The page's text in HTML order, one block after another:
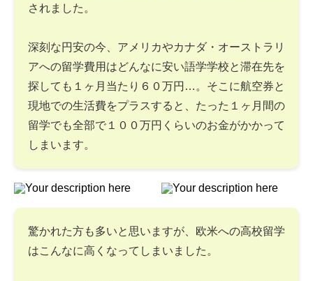
されました。
深刻な円安の今、アメリカやカナダ・オーストラリ
アへの留学費用はどんなに安い語学学校と滞在先を
探しても１ヶ月当たり６０万円…。そこに航空券と
現地での生活費をプラスすると、たった１ヶ月間の
留学でも全部で１００万円くらいのお金がかかって
しまいます。
驚かれた方も多いと思いますが、欧米への高校留学
はこんなに高くなってしまいました。